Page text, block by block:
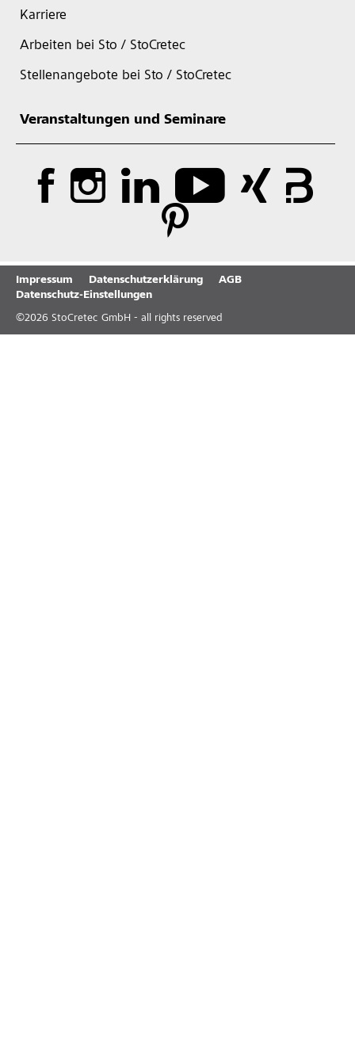
Karriere
Arbeiten bei Sto / StoCretec
Stellenangebote bei Sto / StoCretec
Veranstaltungen und Seminare
Impressum Datenschutzerklärung
AGB
Datenschutz-Einstellungen
©2026 StoCretec GmbH - all rights reserved